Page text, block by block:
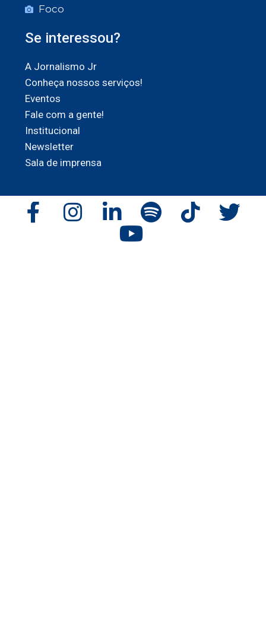
Foco
Se interessou?
A Jornalismo Jr
Conheça nossos serviços!
Eventos
Fale com a gente!
Institucional
Newsletter
Sala de imprensa